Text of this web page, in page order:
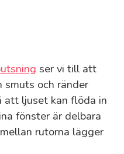
ser vi till att
smuts och ränder
att ljuset kan flöda in
fönster är delbara
rutorna lägger